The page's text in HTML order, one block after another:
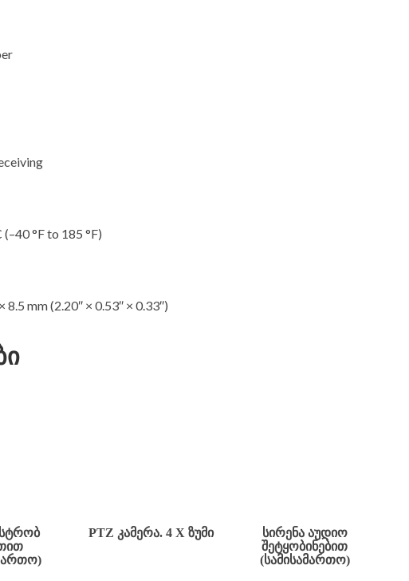
°F to 185 °F)
mm (2.20″ × 0.53″ × 0.33″)
PTZ ᲙᲐᲛᲔᲠᲐ. 4 X ᲖᲣᲛᲘ
ᲡᲘᲠᲔᲜᲐ ᲐᲣᲓᲘᲝ
ᲨᲔᲢᲧᲝᲑᲘᲜᲔᲑᲘᲗ
(ᲡᲐᲛᲘᲡᲐᲛᲐᲠᲗᲝ)